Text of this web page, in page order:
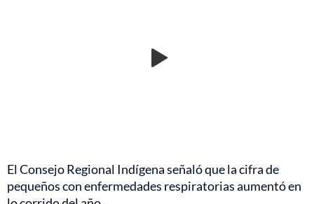
El Consejo Regional Indígena señaló que la cifra de
pequeños con enfermedades respiratorias aumentó en